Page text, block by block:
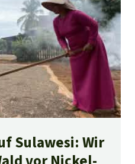
Sulawesi: Wir